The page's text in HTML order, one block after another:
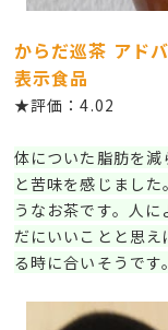
からだ巡茶 アド
表示食品
★評価：4.02
体についた脂肪を
と苦味を感じまし
うなお茶です。人
だにいいことと思
る時に合いそうです